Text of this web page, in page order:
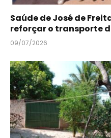
Saúde de José de
reforçar o transporte
09/07/2026